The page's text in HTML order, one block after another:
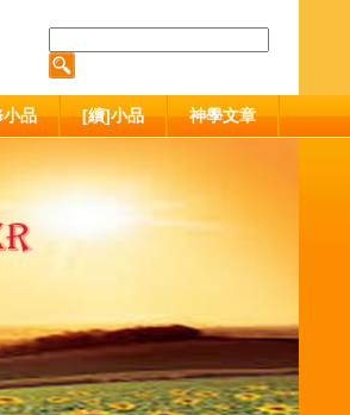
品 [續]小品 神學文章